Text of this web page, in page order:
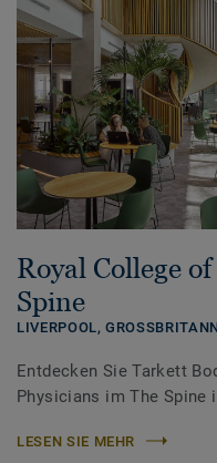
Royal College
Spine
LIVERPOOL,
Entdecken Sie Tarkett
Physicians im The Spine
LESEN SIE MEHR